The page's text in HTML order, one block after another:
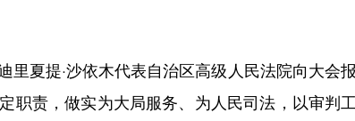
夏提·沙依木代表自治区高级人民法院向大会
职责，做实为大局服务、为人民司法，以审判